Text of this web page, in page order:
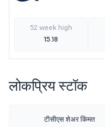
52 week high
15.18
लोकप्रिय स्टॉक
टीसीएस शेअर किंमत